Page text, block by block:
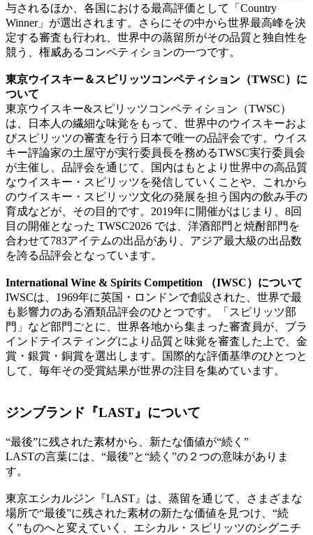
与されるほか、各国における最高評価として「Country
Winner」が選出されます。さらにその中から世界最高峰を決
定する審査も行われ、世界中の蒸留所がその品質と独自性を
競う、権威あるコンペティションの一つです。
東京ウイスキー＆スピリッツコンペティション（TWSC）に
ついて
東京ウイスキー&スピリッツコンペティション（TWSC）
は、日本人の繊細な味覚をもって、世界中のウイスキーおよ
びスピリッツの審査を行う日本で唯一の品評会です。ウイス
キー評論家の土屋守が実行委員長を務めるTWSC実行委員会
が主催し、品評会を通じて、国内はもとより世界中の高品質
なウイスキー・スピリッツを発信していくことや、これから
のウイスキー・スピリッツ文化の発展を担う国内の飲み手の
育成などが、その目的です。2019年に開催がはじまり、8回
目の開催となった TWSC2026 では、洋酒部門と焼酎部門を
合わせて783アイテムの出品があり、アジア最大級の出品数
を誇る品評会となっています。
International Wine & Spirits Competition （IWSC）について
IWSCは、1969年に英国・ロンドンで創設された、世界で最
も影響力のある酒類品評会のひとつです。「スピリッツ部
門」など部門ごとに、世界各地から集まった審査員が、ブラ
インドテイスティングにより品質と味覚を審査した上で、金
賞・銀賞・銅賞を選出します。国際的な評価基準のひとつと
して、毎年その受賞結果が世界の注目を集めています。
ジンブランド『LAST』について
“最後”に残された素材から、新たな価値が“続く”
LASTの言葉には、“最後”と“続く”の２つの意味がありま
す。
東京エシカルジン『LAST』は、蒸留を通じて、さまざまな
場所で“最後”に残された素材の新たな価値を見つけ、“続
く”ものへと変えていく、エシカル・スピリッツのシグニチ